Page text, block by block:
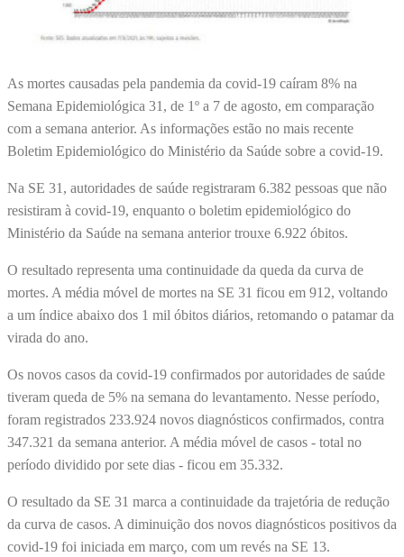
As mortes causadas pela pandemia da covid-19 caíram 8% na
Semana Epidemiológica 31, de 1º a 7 de agosto, em comparação
com a semana anterior. As informações estão no mais recente
Boletim Epidemiológico do Ministério da Saúde sobre a covid-19.
Na SE 31, autoridades de saúde registraram 6.382 pessoas que não
resistiram à covid-19, enquanto o boletim epidemiológico do
Ministério da Saúde na semana anterior trouxe 6.922 óbitos.
O resultado representa uma continuidade da queda da curva de
mortes. A média móvel de mortes na SE 31 ficou em 912, voltando
a um índice abaixo dos 1 mil óbitos diários, retomando o patamar da
virada do ano.
Os novos casos da covid-19 confirmados por autoridades de saúde
tiveram queda de 5% na semana do levantamento. Nesse período,
foram registrados 233.924 novos diagnósticos confirmados, contra
347.321 da semana anterior. A média móvel de casos - total no
período dividido por sete dias - ficou em 35.332.
O resultado da SE 31 marca a continuidade da trajetória de redução
da curva de casos. A diminuição dos novos diagnósticos positivos da
covid-19 foi iniciada em março, com um revés na SE 13.